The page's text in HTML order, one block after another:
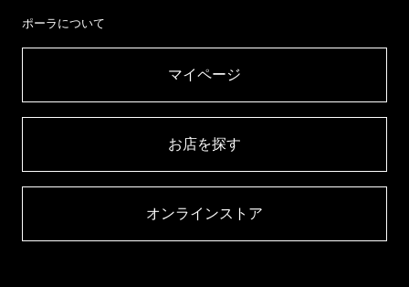
ポーラについて
マイページ​
お店を探す​
オンラインストア​